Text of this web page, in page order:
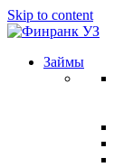
Skip to content
Займы